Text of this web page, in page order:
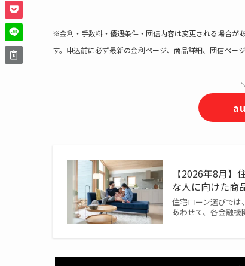
※金利・手数料・優遇条件・団信内容は変更される場合が
す。申込前に必ず最新の金利ページ、商品詳細、団信ペー
【2026年8月
な人に向けた商
住宅ローン選びでは
あわせて、各金融